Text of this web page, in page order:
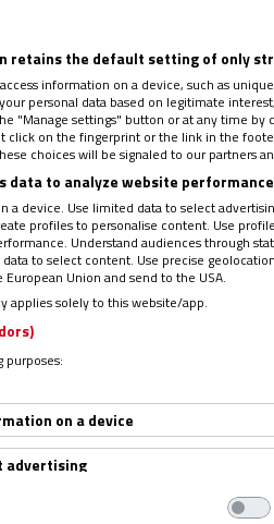
IG G
|27/05/2020 - 19:08
de Covadonga se
mayo, a las 17:30 horas. Se
(Polonia), San
Nuestra Señora de
los africanos Elele (Nigeria)
DESCARGA: ‘Un plan para
en el boletín gratuito y
retains the default setting of only
information on a device, such as
personal data based on legitimate
"Manage settings" button or at any time
click on the fingerprint or the link in the
choices will be signaled to our partners
data to analyze website
a device. Use limited data to select
profiles to personalise content. Use
Understand audiences through
to select content. Use precise
Union and send to the USA.
applies solely to this website/app.
purposes:
on a device
advertising
advertising